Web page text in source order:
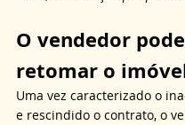
O vendedor pode
retomar o
Uma vez caracterizado o
e rescindido o contrato, o